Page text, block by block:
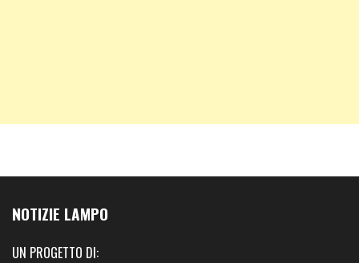
NOTIZIE LAMPO
UN PROGETTO DI: